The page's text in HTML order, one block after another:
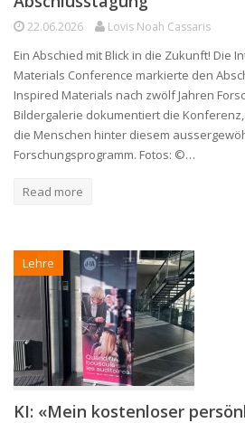
22.06.2026 Lovis Noah Cassaris
Ein Abschied mit Blick in die Zukunft! Die
Materials Conference markierte den
Inspired Materials nach zwölf Jahren
Bildergalerie dokumentiert die
die Menschen hinter diesem
Forschungsprogramm. Fotos: ©…
Read more
Lehre
KI: «Mein kostenloser